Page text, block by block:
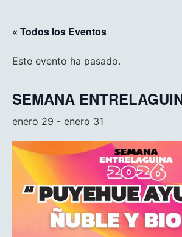
« Todos los Eventos
Este evento ha pasado.
SEMANA
enero 29 - enero 31